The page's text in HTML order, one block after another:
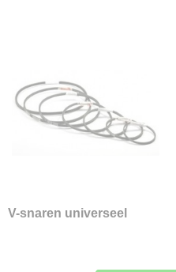
Kubota onderdelen
Mitsubishi onderdelen
Tanaka onderdelen
V-snaren universeel
V-snaren universeel